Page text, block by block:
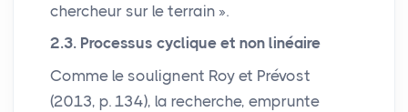
chercheur sur le terrain ».
2.3. Processus cyclique et non linéaire
Comme le soulignent Roy et Prévost
(2013, p. 134), la recherche, emprunte